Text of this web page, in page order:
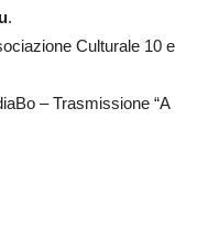
.
Culturale 10 e
– Trasmissione “A